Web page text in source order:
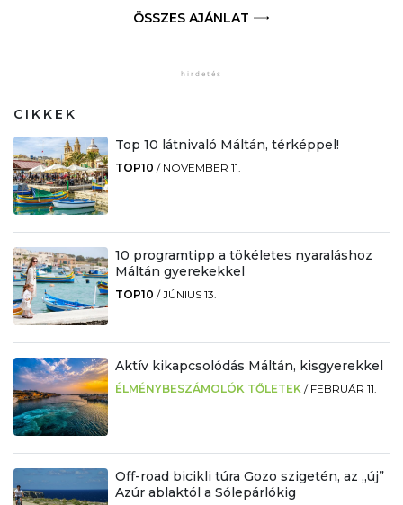
ÖSSZES AJÁNLAT
CIKKEK
Top 10 látnivaló Máltán, térképpel!
TOP10 / NOVEMBER 11.
10 programtipp a tökéletes nyaraláshoz
Máltán gyerekekkel
TOP10 /JÚNIUS 13.
Aktív kikapcsolódás Máltán, kisgyerekkel
ÉLMÉNYBESZÁMOLÓK TŐLETEK / FEBRUÁR 11.
Off-road bicikli túra Gozo szigetén, az „új”
Azúr ablaktól a Sólepárlókig